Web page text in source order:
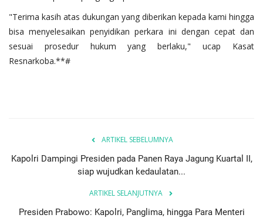
"Terima kasih atas dukungan yang diberikan kepada kami hingga
bisa menyelesaikan penyidikan perkara ini dengan cepat dan
sesuai prosedur hukum yang berlaku," ucap Kasat
Resnarkoba.**#
ARTIKEL SEBELUMNYA
Kapolri Dampingi Presiden pada Panen Raya Jagung Kuartal II,
siap wujudkan kedaulatan...
ARTIKEL SELANJUTNYA
Presiden Prabowo: Kapolri, Panglima, hingga Para Menteri